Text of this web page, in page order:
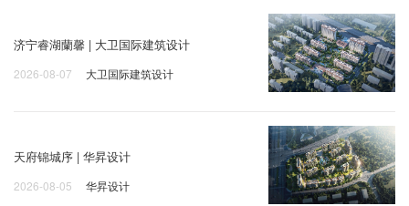
济宁睿湖蘭馨 | 大卫国际建筑设计
2026-08-07 大卫国际建筑设计
天府锦城序 | 华昇设计
2026-08-05 华昇设计